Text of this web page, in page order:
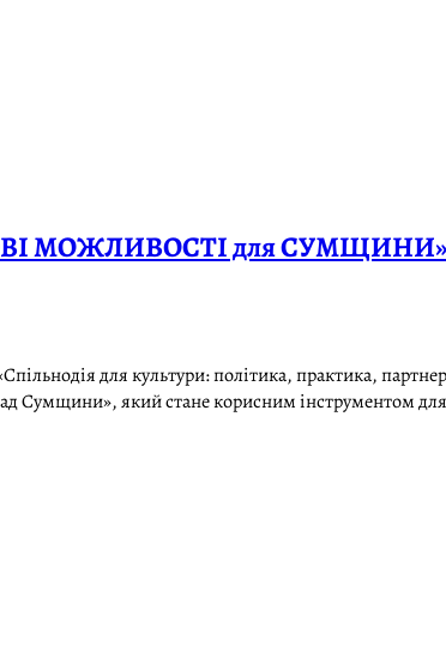
МОЖЛИВОСТІ для
для культури: політика, практика,
Сумщини», який стане корисним інструментом